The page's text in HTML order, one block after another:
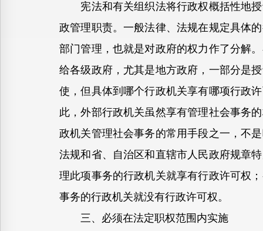
宪法和有关组织法将行政权概括性地授
政管理职责。一般法律、法规在规定具体
部门管理，也就是对政府的权力作了分解
给各级政府，尤其是地方政府，一部分是
使，但具体到哪个行政机关享有哪项行政
此，外部行政机关虽然享有管理社会事务
政机关管理社会事务的常用手段之一，不
法规和省、自治区和直辖市人民政府规章
理此项事务的行政机关就享有行政许可权
事务的行政机关就没有行政许可权。
三、必须在法定职权范围内实施